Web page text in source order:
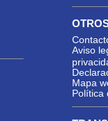
Aviso
Mapa
Política